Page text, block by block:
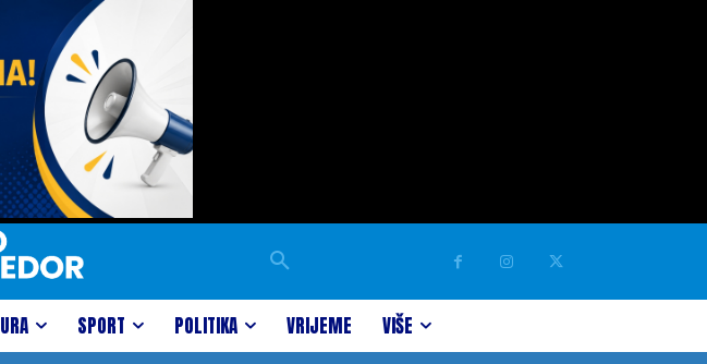
SPORT POLITIKA VRIJEME VIŠE